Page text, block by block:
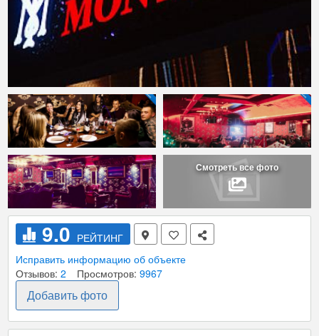
Смотреть все фото
9.0 РЕЙТИНГ
Исправить информацию об объекте
Отзывов: 2 Просмотров: 9967
Добавить фото